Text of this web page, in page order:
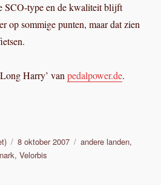
SCO-type en de kwaliteit blijft
op sommige punten, maar dat zien
Harry’ vanpedalpower.de.
Geplaatst
op
8 oktober 2007 Categorieën
andere landen,
,Velorbis